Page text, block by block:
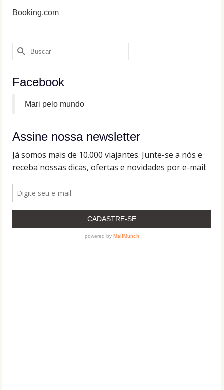
Booking.com
Buscar
por:
Facebook
Mari pelo mundo
Assine nossa newsletter